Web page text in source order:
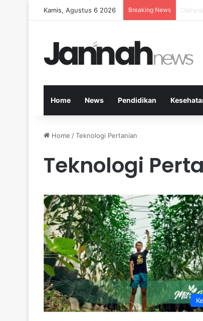
Kamis, Agustus 6 2026 Breaking News
Home News Pendidikan
Home /Teknologi Pertanian
Teknologi